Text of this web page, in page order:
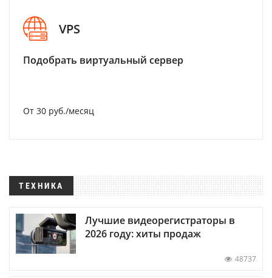
VPS
Подобрать виртуальный сервер
От 30 руб./месяц
ТЕХНИКА
Лучшие видеорегистраторы в
2026 году: хиты продаж
48737